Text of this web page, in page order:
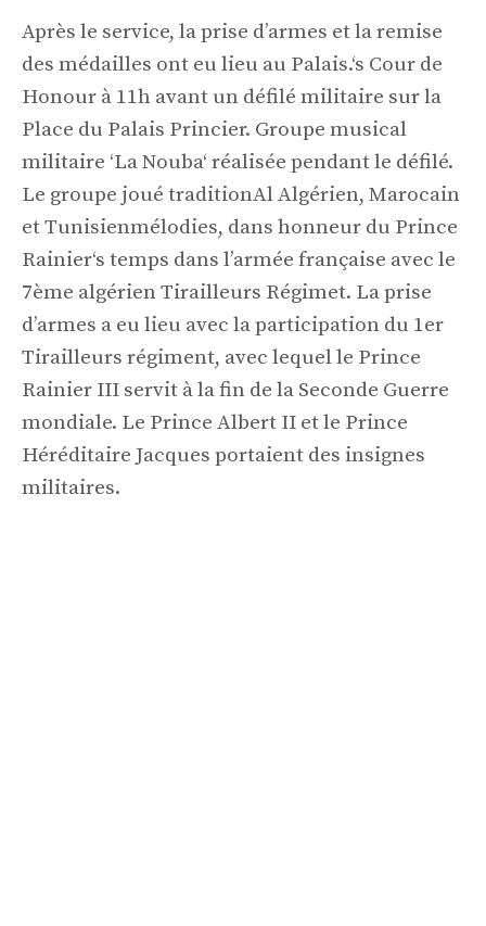
Après le service, la prise d’armes et la remise
des médailles ont eu lieu au Palais.‘s Cour de
Honour à 11h avant un défilé militaire sur la
Place du Palais Princier. Groupe musical
militaire ‘LaNouba‘réalisée pendant le défilé.
Le groupe joué traditionAlAlgérien, Marocain
et Tunisienmélodies, dans honneur du Prince
Rainier‘s temps dans l’armée française avec le
7ème algérien Tirailleurs Régimet. La prise
d’armes a eu lieu avec la participation du 1er
Tirailleurs régiment, avec lequel le Prince
Rainier III servit à la fin de la Seconde Guerre
mondiale. Le Prince Albert II et le Prince
Héréditaire Jacques portaient des insignes
militaires.